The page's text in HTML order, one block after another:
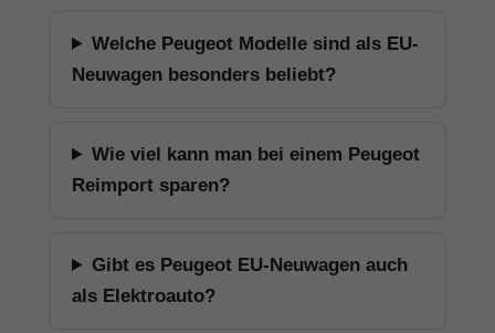
Welche Peugeot Modelle sind als EU-
Neuwagen besonders beliebt?
Wie viel kann man bei einem Peugeot
Reimport sparen?
Gibt es Peugeot EU-Neuwagen auch
als Elektroauto?